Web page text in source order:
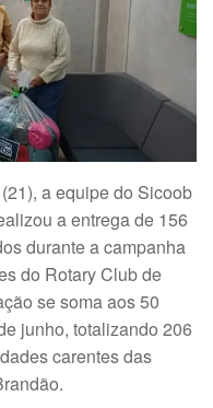
a equipe do Sicoob
a entrega de 156
durante a campanha
do Rotary Club de
se soma aos 50
junho, totalizando 206
carentes das